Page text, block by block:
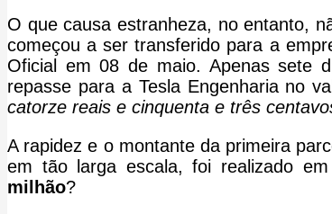
O que causa estranheza, no entanto,
começou a ser transferido para a
Oficial em 08 de maio. Apenas sete
repasse para a Tesla Engenharia no
catorze reais e cinquenta e três
A rapidez e o montante da primeira
em tão larga escala, foi realizado
milhão?